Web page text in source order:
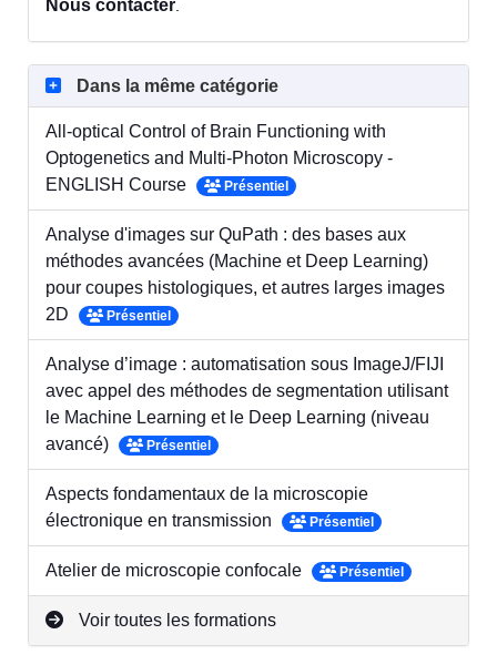
Nous contacter
Dans la même catégorie
All-optical Control of Brain Functioning with
Optogenetics and Multi-Photon Microscopy -
ENGLISH Course
Présentiel
Analyse d'images sur QuPath : des bases aux
méthodes avancées (Machine et Deep Learning)
pour coupes histologiques, et autres larges images
2D
Présentiel
Analyse d’image : automatisation sous ImageJ/FIJI
avec appel des méthodes de segmentation utilisant
le Machine Learning et le Deep Learning (niveau
avancé)
Présentiel
Aspects fondamentaux de la microscopie
électronique en transmission
Présentiel
Atelier de microscopie confocale Présentiel
Voir toutes les formations